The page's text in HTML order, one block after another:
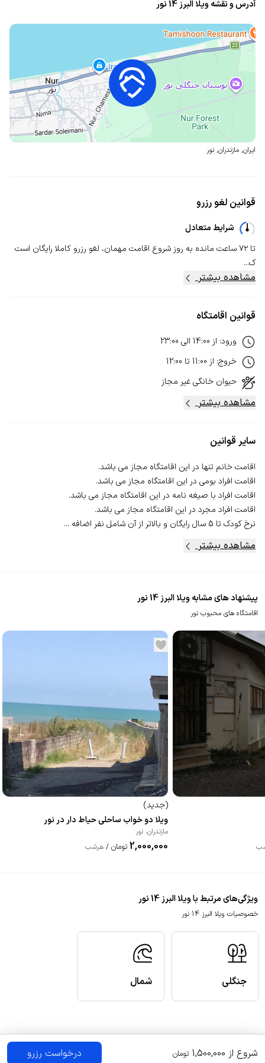
آدرس و نقشه ویلا البرز 14 نور
ایران, مازندران, نور
قوانین لغو رزرو
شرایط متعادل
تا ۷۲ ساعت مانده به روز شروع اقامت مهمان، لغو رزرو کاملا رایگان است
ک...
مشاهده بیشتر
قوانین اقامتگاه
ورود: از 14:00 الی 23:00
خروج: از 11:00 تا 12:00
حیوان خانگیغیر مجاز
مشاهده بیشتر
سایر قوانین
نرخ کودک تا 5 سال رایگان و بالاتر از آن شامل نفر اضافه ...
مشاهده بیشتر
پیشنهاد های مشابه ویلا البرز 14 نور
اقامتگاه های محبوب نور
(جدید)
ویلا دو خواب ساحلی حیاط دار در نور
مازندران، نور
2,000,000 تومان / هرشب
ویژگی‌های مرتبط با ویلا البرز 14 نور
خصوصیات ویلا البرز 14 نور
جنگلی شمال
شروع از 1,500,000 تومان درخواست رزرو